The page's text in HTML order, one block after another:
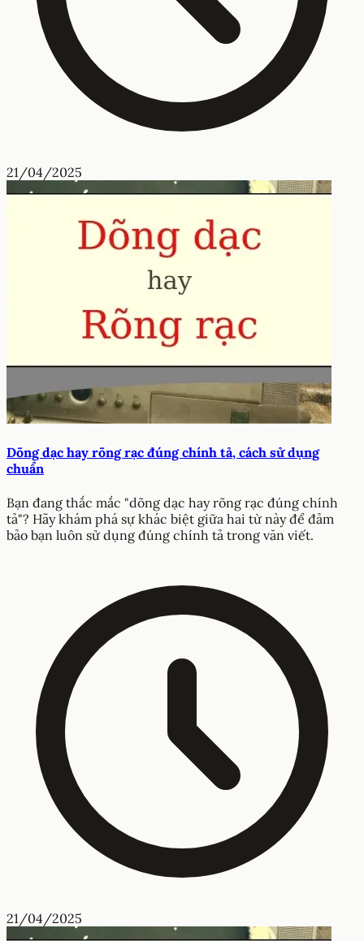
21/04/2025
Dõng dạc hay rõng rạc đúng chính tả, cách sử dụng
chuẩn
Bạn đang thắc mắc "dõng dạc hay rõng rạc đúng chính
tả"? Hãy khám phá sự khác biệt giữa hai từ này để đảm
bảo bạn luôn sử dụng đúng chính tả trong văn viết.
21/04/2025